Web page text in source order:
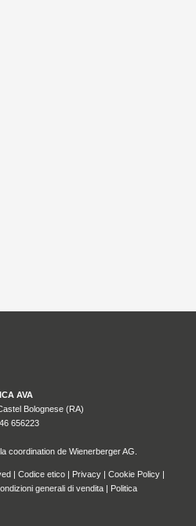
AVA
Bolognese (RA)
656223
coordination de Wienerberger AG.
| Codice etico | Privacy | Cookie Policy |
generali di vendita | Politica